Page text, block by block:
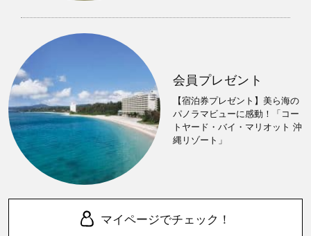
会員プレゼント
【宿泊券プレゼント】美ら海の
パノラマビューに感動！「コー
トヤード・バイ・マリオット 沖
縄リゾート」
マイページでチェック！